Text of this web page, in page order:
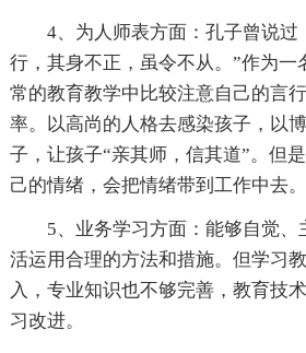
4、为人师表方面：孔子曾说过
行，其身不正，虽令不从。”作为一
常的教育教学中比较注意自己的言
率。以高尚的人格去感染孩子，以
子，让孩子“亲其师，信其道”。但
己的情绪，会把情绪带到工作中去。
5、业务学习方面：能够自觉、
活运用合理的方法和措施。但学习
入，专业知识也不够完善，教育技
习改进。